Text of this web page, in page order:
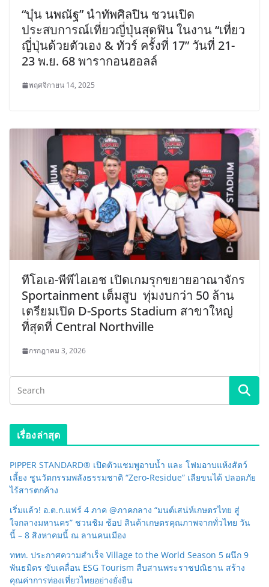
“บุ๋น นพณัฐ” นำทัพศิลปิน ชวนเปิด
ประสบการณ์เที่ยวญี่ปุ่นสุดฟิน ในงาน “เที่ยว
ญี่ปุ่นด้วยตัวเอง & ทัวร์ ครั้งที่ 17” วันที่ 21-
23 พ.ย. 68 พารากอนฮอลล์
พฤศจิกายน 14, 2025
ทีโอเอ-พีพีไอเอช เปิดเกมรุกขยายอาณาจักร
Sportainment เต็มสูบ ทุ่มงบกว่า 50 ล้าน
เตรียมเปิด D-Sports Stadium สาขาใหญ่
ที่สุดที่ Central Northville
กรกฎาคม 3, 2026
เรื่องล่าสุด
PIPPER STANDARD® เปิดตัวแชมพูอาบน้ำ และ โฟมอาบแห้งสัตว์
เลี้ยง ชูนวัตกรรมพลังธรรมชาติ “Zero-Residue” เลียขนได้ ปลอดภัย
ไร้สารตกค้าง
เริ่มแล้ว! อ.ต.ก.แฟร์ 4 ภาค @ภาคกลาง “มนต์เสน่ห์เกษตรไทย สู่
ใจกลางมหานคร” ชวนชิม ช้อป สินค้าเกษตรคุณภาพจากทั่วไทย วัน
นี้ – 8 สิงหาคมนี้ ณ ลานคนเมือง
ททท. ประกาศความสำเร็จ Village to the World Season 5 ผนึก 9
พันธมิตร ขับเคลื่อน ESG Tourism สืบสานพระราชปณิธาน สร้าง
คุณค่าการท่องเที่ยวไทยอย่างยั่งยืน